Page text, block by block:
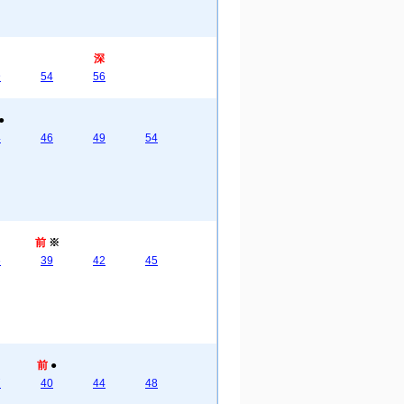
54
深
56
●
46 49 54
前 ※
39
42 45
前 ●
40
44 48